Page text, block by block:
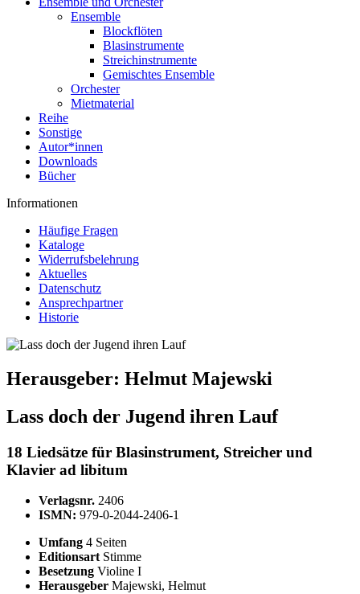
Ensemble
Blockflöten
Blasinstrumente
Streichinstrumente
Gemischtes Ensemble
Orchester
Mietmaterial
Reihe
Sonstige
Autor*innen
Downloads
Bücher
Informationen
Häufige Fragen
Kataloge
Widerrufsbelehrung
Aktuelles
Datenschutz
Ansprechpartner
Historie
Herausgeber: Helmut Majewski
Lass doch der Jugend ihren Lauf
18 Liedsätze für Blasinstrument, Streicher und
Klavier ad libitum
Verlagsnr. 2406
ISMN: 979-0-2044-2406-1
Umfang 4 Seiten
Editionsart Stimme
Besetzung Violine I
Herausgeber Majewski, Helmut